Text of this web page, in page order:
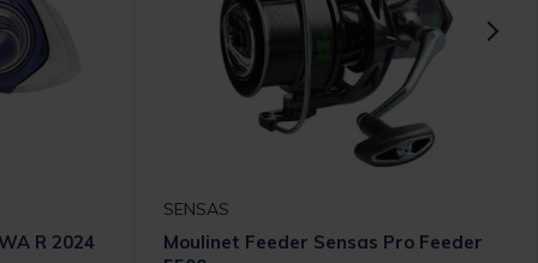
R 2024
SENSAS
Moulinet Feeder Sensas Pro Feeder